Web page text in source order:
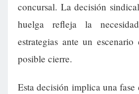
concursal. La decisión
huelga refleja la
estrategias ante un
posible cierre.
Esta decisión implica una